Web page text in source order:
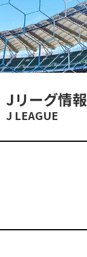
Jリーグ情報
J LEAGUE